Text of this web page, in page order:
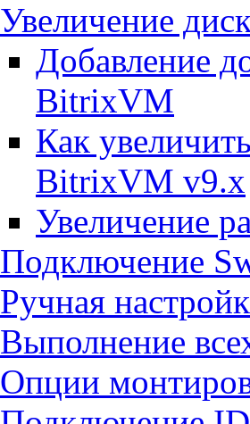
Увеличение
Добавление
BitrixVM
Как
BitrixVM v9.x
Увеличение
Подключение
Ручная
Выполнение
Опции